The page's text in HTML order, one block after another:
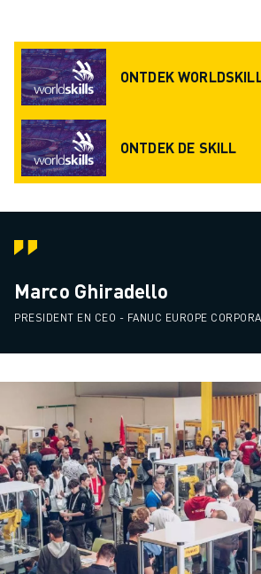
ONTDEK
ONTDEK DE SKILL
Marco Ghiradello
PRESIDENT EN CEO - FANUC EUROPE